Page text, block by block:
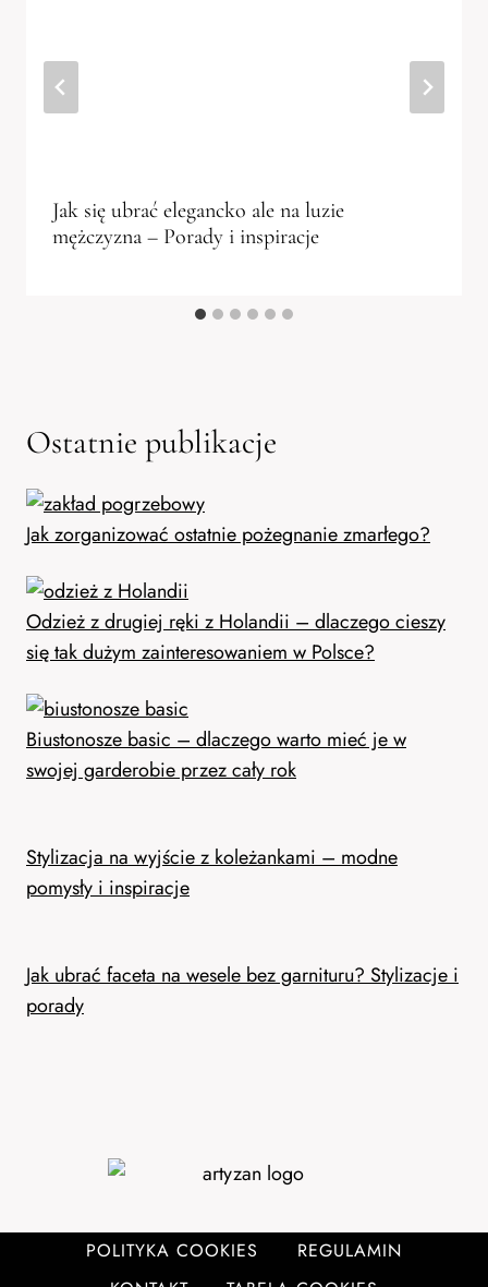
Jak się ubrać elegancko ale na luzie
mężczyzna – Porady i inspiracje
Ostatnie publikacje
Jak zorganizować ostatnie pożegnanie zmarłego?
Odzież z drugiej ręki z Holandii – dlaczego cieszy
się tak dużym zainteresowaniem w Polsce?
Biustonosze basic – dlaczego warto mieć je w
swojej garderobie przez cały rok
Stylizacja na wyjście z koleżankami – modne
pomysły i inspiracje
Jak ubrać faceta na wesele bez garnituru? Stylizacje i
porady
POLITYKA COOKIES
REGULAMIN